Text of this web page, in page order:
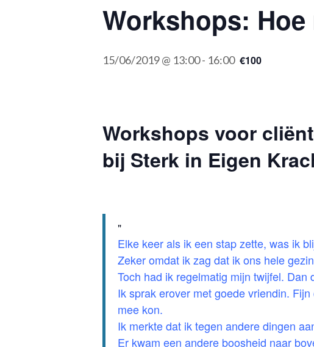
Workshops:
15/06/2019 @ 13:00- 16:00 €100
Workshops voor
bij Sterk in Eigen
Elke keer als ik een stap zette, was ik
Zeker omdat ik zag dat ik ons hele
Toch had ik regelmatig mijn twijfel. Dan
Ik sprak erover met goede vriendin.
mee kon.
Ik merkte dat ik tegen andere dingen
Er kwam een andere boosheid naar